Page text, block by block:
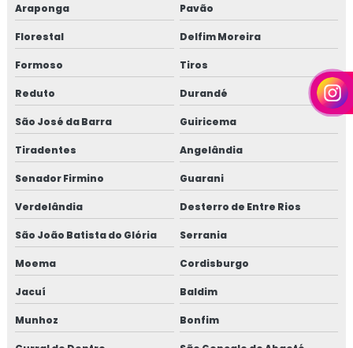
Araponga Pavão
Florestal Delfim Moreira
Formoso Tiros
Reduto Durandé
São José da Barra Guiricema
Tiradentes Angelândia
Senador Firmino Guarani
Verdelândia Desterro de Entre Rios
São João Batista do Glória Serrania
Moema Cordisburgo
Jacuí Baldim
Munhoz Bonfim